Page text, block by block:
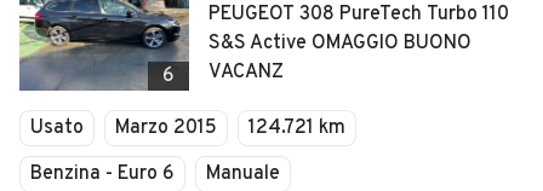
6
PEUGEOT 308 PureTech Turbo 110
S&S Active OMAGGIO BUONO
VACANZ
Usato Marzo 2015
124.721 km
Benzina - Euro 6
Manuale